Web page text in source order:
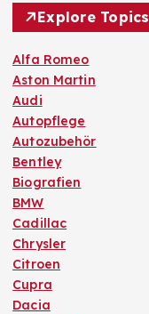
Explore Topics
Alfa Romeo
Aston Martin
Audi
Autopflege
Autozubehör
Bentley
Biografien
BMW
Cadillac
Chrysler
Citroen
Cupra
Dacia